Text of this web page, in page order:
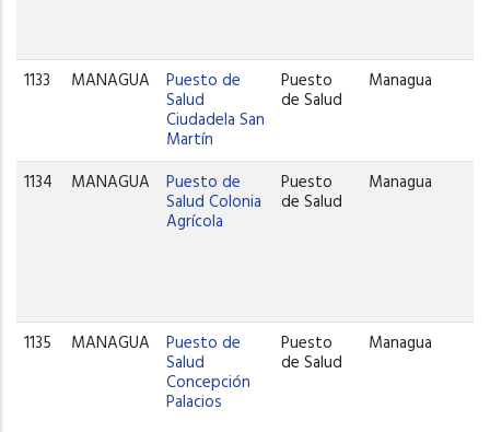
1133 MANAGUA Puesto de
Salud
Ciudadela San
Martín
Puesto
de Salud
Managua
1134 MANAGUA Puesto de
Salud Colonia
Agrícola
Puesto
de Salud
Managua
1135 MANAGUA Puesto de
Salud
Concepción
Palacios
Puesto
de Salud
Managua